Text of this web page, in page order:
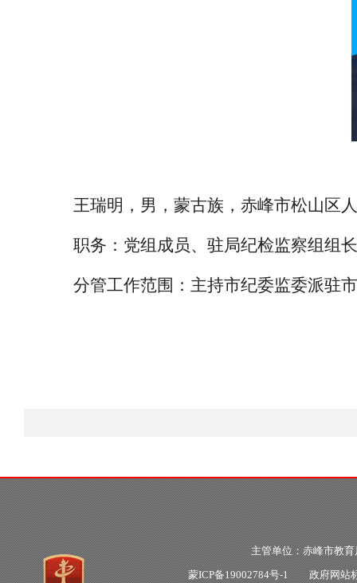
王瑞明，男，蒙古族，赤峰市松山区
职务： 党组成员、驻局纪检监察组组
分管工作范围： 主持市纪委监委派驻
主管单位：赤峰市
蒙ICP备19002784号-1政府网站